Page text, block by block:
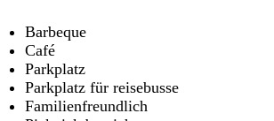
Barbeque
Café
Parkplatz
Parkplatz für reisebusse
Familienfreundlich